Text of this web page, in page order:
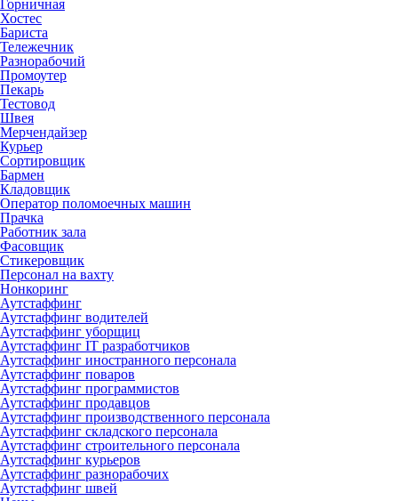
Горничная
Хостес
Бариста
Тележечник
Разнорабочий
Промоутер
Пекарь
Тестовод
Швея
Мерчендайзер
Курьер
Сортировщик
Бармен
Кладовщик
Оператор поломоечных машин
Прачка
Работник зала
Фасовщик
Стикеровщик
Персонал на вахту
Нонкоринг
Аутстаффинг
Аутстаффинг водителей
Аутстаффинг уборщиц
Аутстаффинг IT разработчиков
Аутстаффинг иностранного персонала
Аутстаффинг поваров
Аутстаффинг программистов
Аутстаффинг продавцов
Аутстаффинг производственного персонала
Аутстаффинг складского персонала
Аутстаффинг строительного персонала
Аутстаффинг курьеров
Аутстаффинг разнорабочих
Аутстаффинг швей